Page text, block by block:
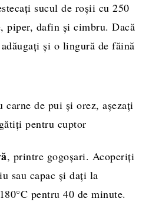
sucul de roșii cu 250
piper, dafin și cimbru. Dacă
și o lingură de făină
, printre gogoșari. Acoperiți
sau capac și dați la
pentru 40 de minute.